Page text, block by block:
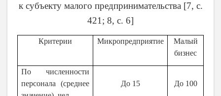
к субъекту малого предпринимательства [7, с.
421; 8, с. 6]
Критерии Микропредприятие
Малый
бизнес
По численности
персонала (среднее
До 15 До 100